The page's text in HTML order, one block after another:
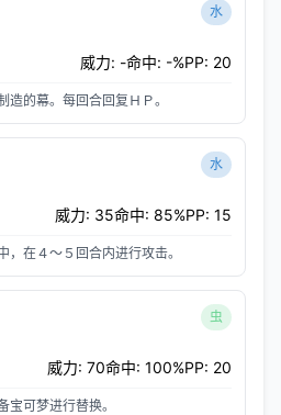
水
威力: -命中: -%PP: 20
的幕。每回合回复ＨＰ。
水
威力: 35命中: 85%PP: 15
在４～５回合内进行攻击。
虫
威力: 70命中: 100%PP: 20
宝可梦进行替换。